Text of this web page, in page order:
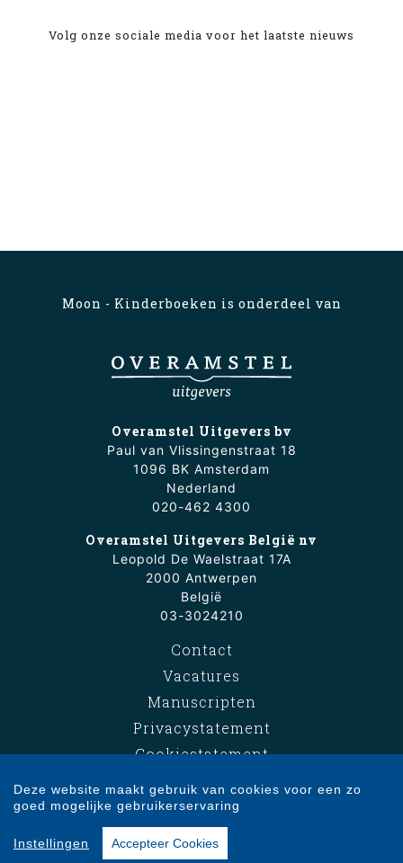
Volg onze sociale media voor het laatste nieuws
Moon - Kinderboeken is onderdeel van
Overamstel Uitgevers bv
Paul van Vlissingenstraat 18
1096 BK Amsterdam
Nederland
020-462 4300
Overamstel Uitgevers België nv
Leopold De Waelstraat 17A
2000 Antwerpen
België
03-3024210
Contact
Vacatures
Manuscripten
Privacystatement
Cookiestatement
Copyright © 2007-2026 Overamstel Uitgevers - Alle rechten voorbehouden -
Ontwerp door
Deze website maakt gebruik van cookies voor een zo
goed mogelijke gebruikerservaring
Instellingen Accepteer Cookies